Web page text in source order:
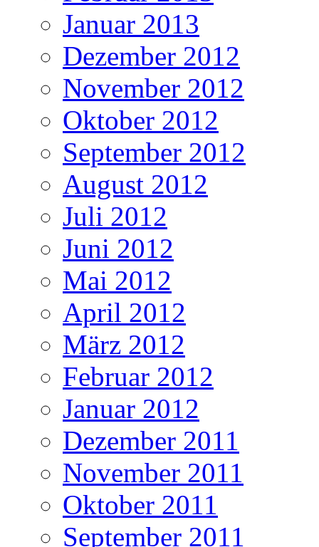
Januar 2013
Dezember 2012
November 2012
Oktober 2012
September 2012
August 2012
Juli 2012
Juni 2012
Mai 2012
April 2012
März 2012
Februar 2012
Januar 2012
Dezember 2011
November 2011
Oktober 2011
September 2011